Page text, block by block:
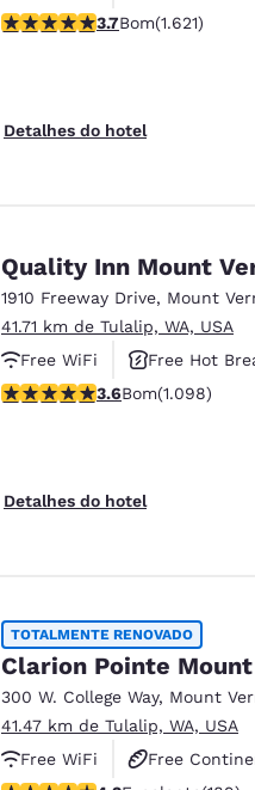
classificação 3.69 estrelas.
3.7Bom(1.621)
Detalhes do hotel
Quality Inn Mount
1910 Freeway Drive, Mount
41.71 km de Tulalip, WA, USA
Free WiFi
Free Hot
classificação 3.6 estrelas. Bom.
3.6Bom(1.098)
Detalhes do hotel
TOTALMENTE RENOVADO
Clarion Pointe
300 W. College Way, Mount
41.47 km de Tulalip, WA, USA
Free WiFi
Free